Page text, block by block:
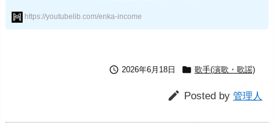
https://youtubelib.com/enka-income
 2026年6月18日  歌手(演歌・歌謡)
 Posted by 管理人